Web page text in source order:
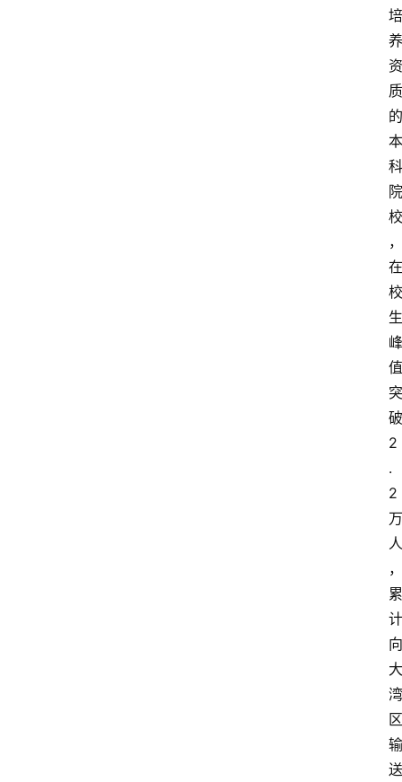
培
养
资
质
的
本
科
院
校
，
在
校
生
峰
值
突
破
2
.
2
万
人
，
累
计
向
大
湾
区
输
送